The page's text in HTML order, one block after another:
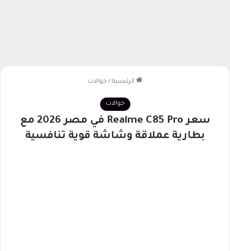
الرئيسية / جوالات
جوالات
سعر Realme C85 Pro في مصر 2026 مع
بطارية عملاقة وشاشة قوية تنافسية